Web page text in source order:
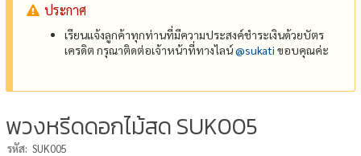
ประกาศ
เรียนแจ้งลูกค้าทุกท่านที่มีความประสงค์ชำระเงินด้วยบัตร
เครดิต กรุณาติดต่อเจ้าหน้าที่ทางไลน์@‌sukati ขอบคุณค่ะ
พวงหรีดดอกไม้สด SUK005
รหัส: SUK005